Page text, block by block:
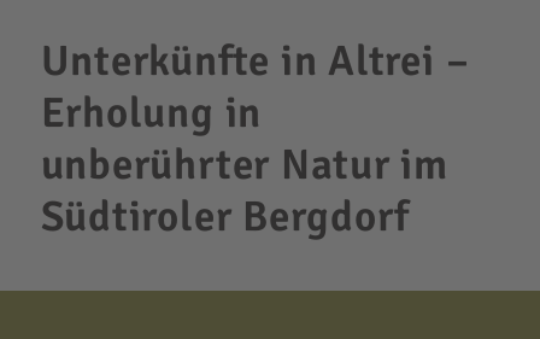
Unterkünfte in Altrei –
Erholung in
unberührter Natur im
Südtiroler Bergdorf